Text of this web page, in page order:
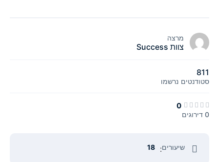
מרצה
צוות Success
811
סטודנטים נרשמו
0
0 דירוגים
שיעורים:
18